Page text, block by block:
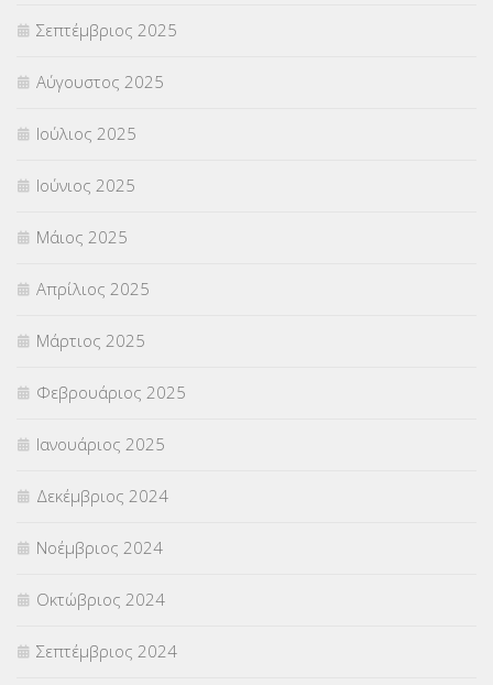
Σεπτέμβριος 2025
Αύγουστος 2025
Ιούλιος 2025
Ιούνιος 2025
Μάιος 2025
Απρίλιος 2025
Μάρτιος 2025
Φεβρουάριος 2025
Ιανουάριος 2025
Δεκέμβριος 2024
Νοέμβριος 2024
Οκτώβριος 2024
Σεπτέμβριος 2024